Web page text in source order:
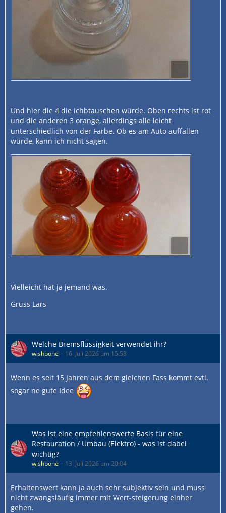
Und hier die 4 die ichbtauschen würde. Oben rechts ist rot
und die anderen 3 orange, allerdings alle leicht
unterschiedlich von der Farbe. Ob es am Auto auffallen
würde, kann ich nicht sagen.
Vielleicht hat ja jemand was.
Gruss Lars
Welche Bremsflüssigkeit verwendet ihr?
wishbone 16. Juli 2026 um 15:58
Wenn es seit 15 Jahren aus dem gleichen Fass kommt evtl.
sogar ne gute Idee
Was ist eine empfehlenswerte Basis für eine
Restauration / Umbau (Elektro) - was ist dabei
wichtig?
wishbone 13. Juli 2026 um 20:04
Erhaltenswert kann ja auch sehr subjektiv sein und muss
nicht zwangsläufig immer mit Wert-steigerung einher
gehen.